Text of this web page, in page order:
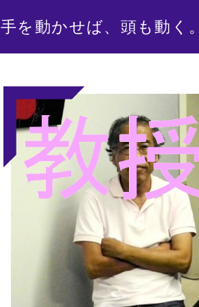
手を動かせば、頭も動く